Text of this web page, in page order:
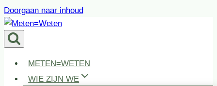
Doorgaan naar inhoud
METEN=WETEN
WIE ZIJN WE